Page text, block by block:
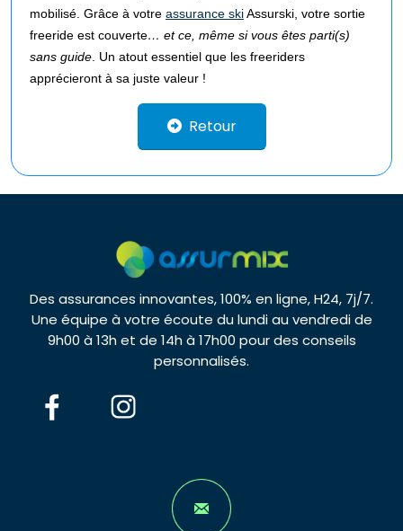
mobilisé. Grâce à votre assurance skiAssurski, votre sortie
freeride est couverte… et ce, même si vous êtes parti(s)
sans guide . Un atout essentiel que les freeriders
apprécieront à sa juste valeur !
Retour
Des assurances innovantes, 100% en ligne, H24, 7j/7.
Une équipe à votre écoute du lundi au vendredi de
9h00 à 13h et de 14h à 17h00 pour des conseils
personnalisés.